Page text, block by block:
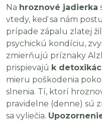
Na hroznové jadierka
vtedy, keď sa nám
prípade zápalu zlatej
psychickú kondíciu,
zmierňujú príznaky
prispievajú k
mieru poškodenia
slnenia. Tí, ktorí
pravidelne (denne) sú
sa vyliečia.